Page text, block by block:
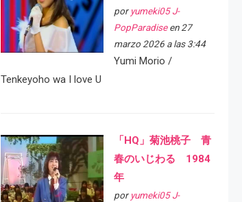
por yumeki05 J-
PopParadiseen 27
marzo 2026 a las 3:44
Yumi Morio /
Tenkeyoho wa I love U
「HQ」菊池桃子 青
春のいじわる 1984
年
por yumeki05 J-